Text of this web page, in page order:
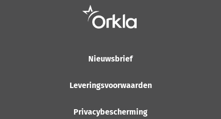
Nieuwsbrief
Leveringsvoorwaarden
Privacybescherming